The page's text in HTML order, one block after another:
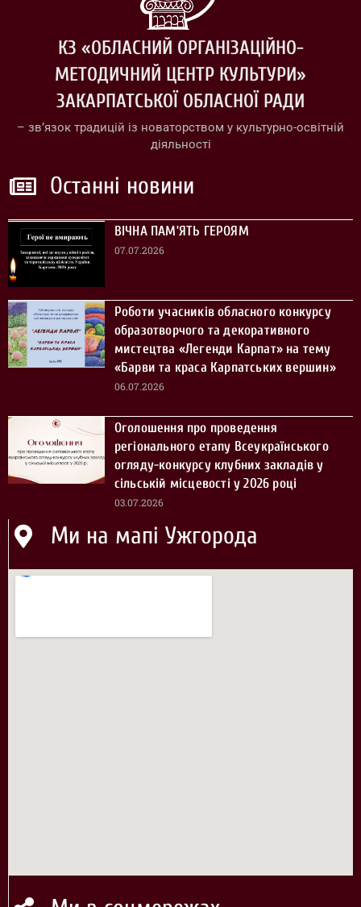
КЗ «ОБЛАСНИЙ ОРГАНІЗАЦІЙНО-
МЕТОДИЧНИЙ ЦЕНТР КУЛЬТУРИ»
ЗАКАРПАТСЬКОЇ ОБЛАСНОЇ РАДИ
– зв’язок традицій із новаторством у культурно-освітній
діяльності
Останні новини
ВІЧНА ПАМ’ЯТЬ ГЕРОЯМ
07.07.2026
Роботи учасників обласного конкурсу
образотворчого та декоративного
мистецтва «Легенди Карпат» на тему
«Барви та краса Карпатських вершин»
06.07.2026
Оголошення про проведення
регіонального етапу Всеукраїнського
огляду-конкурсу клубних закладів у
сільській місцевості у 2026 році
03.07.2026
Ми на мапі Ужгорода